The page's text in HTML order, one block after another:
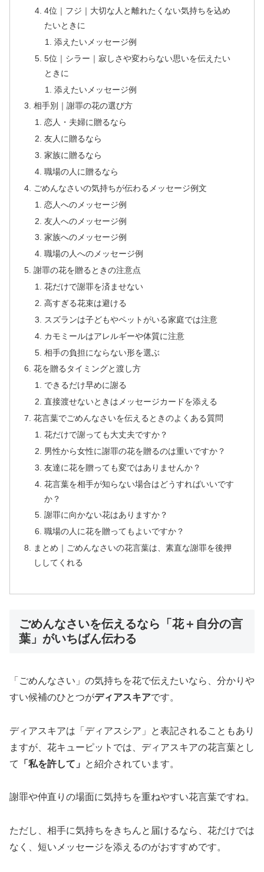
4位｜フジ｜大切な人と離れたくない気持ちを込め
たいときに
添えたいメッセージ例
5位｜シラー｜寂しさや変わらない思いを伝えたい
ときに
添えたいメッセージ例
相手別｜謝罪の花の選び方
恋人・夫婦に贈るなら
友人に贈るなら
家族に贈るなら
職場の人に贈るなら
ごめんなさいの気持ちが伝わるメッセージ例文
恋人へのメッセージ例
友人へのメッセージ例
家族へのメッセージ例
職場の人へのメッセージ例
謝罪の花を贈るときの注意点
花だけで謝罪を済ませない
高すぎる花束は避ける
スズランは子どもやペットがいる家庭では注意
カモミールはアレルギーや体質に注意
相手の負担にならない形を選ぶ
花を贈るタイミングと渡し方
できるだけ早めに謝る
直接渡せないときはメッセージカードを添える
花言葉でごめんなさいを伝えるときのよくある質問
花だけで謝っても大丈夫ですか？
男性から女性に謝罪の花を贈るのは重いですか？
友達に花を贈っても変ではありませんか？
花言葉を相手が知らない場合はどうすればいいです
か？
謝罪に向かない花はありますか？
職場の人に花を贈ってもよいですか？
まとめ｜ごめんなさいの花言葉は、素直な謝罪を後押
ししてくれる
ごめんなさいを伝えるなら「花＋自分の言
葉」がいちばん伝わる
「ごめんなさい」の気持ちを花で伝えたいなら、分かりや
すい候補のひとつがディアスキアです。
ディアスキアは「ディアスシア」と表記されることもあり
ますが、花キューピットでは、ディアスキアの花言葉とし
て
「私を許して」 と紹介されています。
謝罪や仲直りの場面に気持ちを重ねやすい花言葉ですね。
ただし、相手に気持ちをきちんと届けるなら、花だけでは
なく、短いメッセージを添えるのがおすすめです。